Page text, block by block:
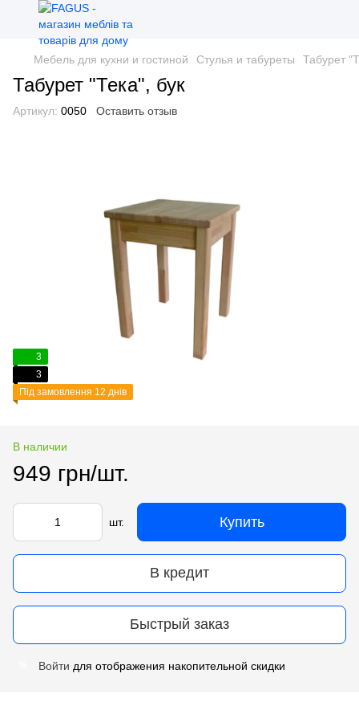
Мебель для кухни и гостиной Стулья и табуреты Табурет
Табурет "Тека", бук
Артикул: 0050 Оставить отзыв
3
3
Під замовлення 12 днів
В наличии
949 грн/шт.
шт. Купить
В кредит
Быстрый заказ
Войти для отображения накопительной скидки